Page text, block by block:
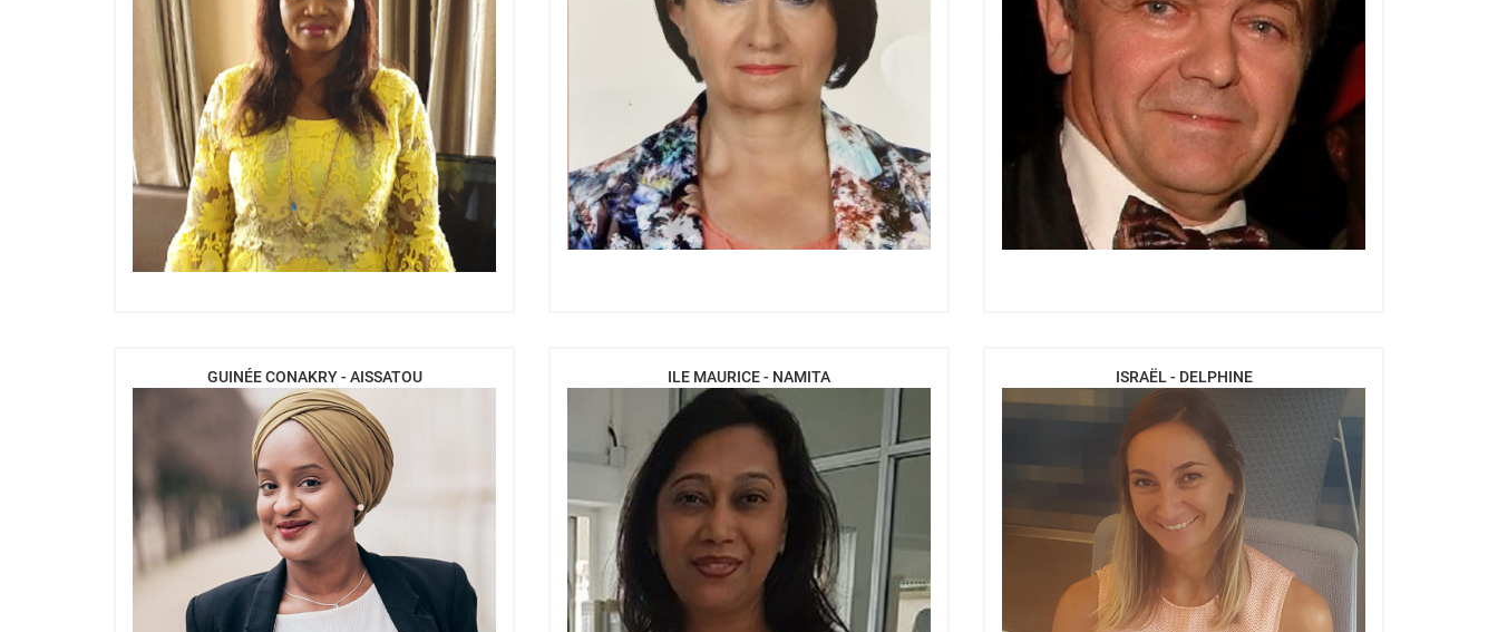
GUINÉE CONAKRY - AISSATOU ILE MAURICE - NAMITA ISRAËL - DELPHINE